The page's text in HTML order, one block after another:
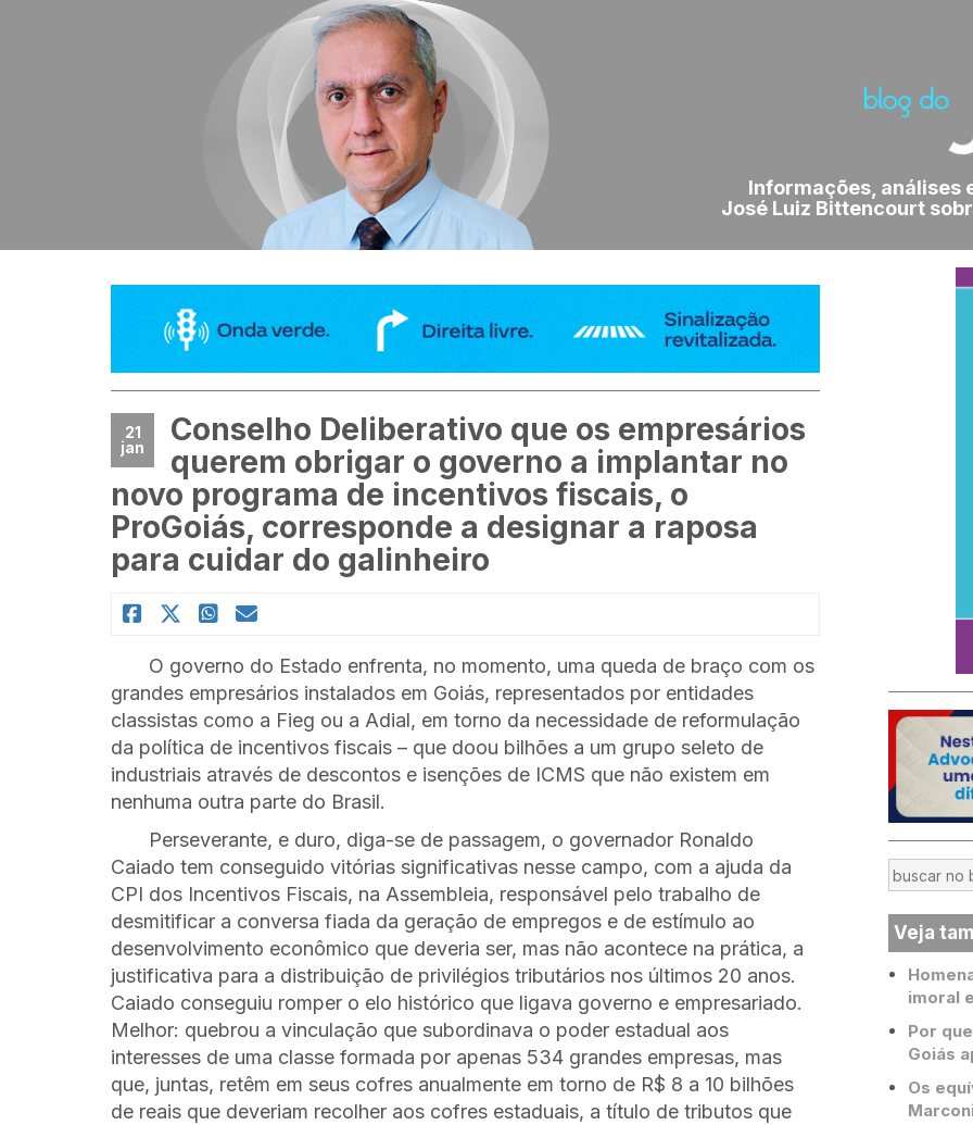
Informações, análises
José Luiz Bittencourt
21
jan
Conselho Deliberativo que os empresários
querem obrigar o governo a implantar no
novo programa de incentivos fiscais, o
ProGoiás, corresponde a designar a raposa
para cuidar do galinheiro
O governo do Estado enfrenta, no momento, uma queda de braço com os
grandes empresários instalados em Goiás, representados por entidades
classistas como a Fieg ou a Adial, em torno da necessidade de reformulação
da política de incentivos fiscais – que doou bilhões a um grupo seleto de
industriais através de descontos e isenções de ICMS que não existem em
nenhuma outra parte do Brasil.
Perseverante, e duro, diga-se de passagem, o governador Ronaldo
Caiado tem conseguido vitórias significativas nesse campo, com a ajuda da
CPI dos Incentivos Fiscais, na Assembleia, responsável pelo trabalho de
desmitificar a conversa fiada da geração de empregos e de estímulo ao
desenvolvimento econômico que deveria ser, mas não acontece na prática, a
justificativa para a distribuição de privilégios tributários nos últimos 20 anos.
Caiado conseguiu romper o elo histórico que ligava governo e empresariado.
Melhor: quebrou a vinculação que subordinava o poder estadual aos
interesses de uma classe formada por apenas 534 grandes empresas, mas
que, juntas, retêm em seus cofres anualmente em torno de R$ 8 a 10 bilhões
de reais que deveriam recolher aos cofres estaduais, a título de tributos que
Veja
imoral
Por
Goiás
Os